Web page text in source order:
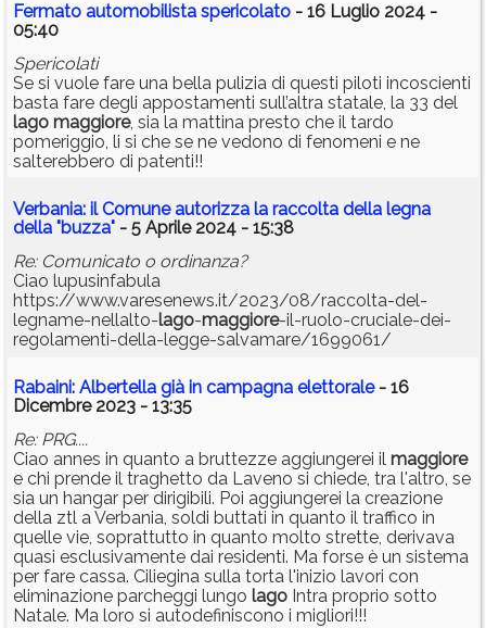
Fermato automobilista spericolato - 16 Luglio 2024 -
05:40
Spericolati
Se si vuole fare una bella pulizia di questi piloti incoscienti
basta fare degli appostamenti sull’altra statale, la 33 del
lago maggiore, sia la mattina presto che il tardo
pomeriggio, li si che se ne vedono di fenomeni e ne
salterebbero di patenti!!
Verbania: il Comune autorizza la raccolta della legna
della "buzza" - 5 Aprile 2024 - 15:38
Re: Comunicato o ordinanza?
Ciao lupusinfabula
https://www.varesenews.it/2023/08/raccolta-del-
legname-nellalto-lago-maggiore-il-ruolo-cruciale-dei-
regolamenti-della-legge-salvamare/1699061/
Rabaini: Albertella già in campagna elettorale- 16
Dicembre 2023 - 13:35
Re: PRG....
Ciao annes in quanto a bruttezze aggiungerei il maggiore
e chi prende il traghetto da Laveno si chiede, tra l'altro, se
sia un hangar per dirigibili. Poi aggiungerei la creazione
della ztl a Verbania, soldi buttati in quanto il traffico in
quelle vie, soprattutto in quanto molto strette, derivava
quasi esclusivamente dai residenti. Ma forse è un sistema
per fare cassa. Ciliegina sulla torta l'inizio lavori con
eliminazione parcheggi lungo lago Intra proprio sotto
Natale. Ma loro si autodefiniscono i migliori!!!